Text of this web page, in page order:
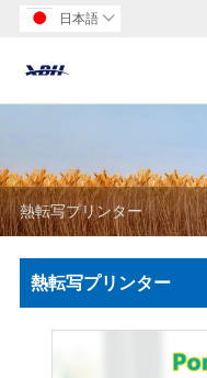
日本語 
熱転写プリンター
熱転写プリンター